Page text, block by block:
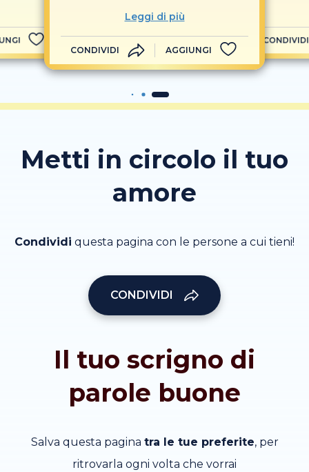
Leggi di più
CONDIVIDI AGGIUNGI
CONDIVIDI
Metti in circolo il tuo
amore
Condividi questa pagina con le persone a cui tieni!
CONDIVIDI
Il tuo scrigno di
parole buone
Salva questa pagina tra le tue preferite, per
ritrovarla ogni volta che vorrai